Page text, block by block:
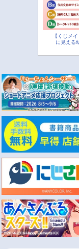
【くじメ
に見える